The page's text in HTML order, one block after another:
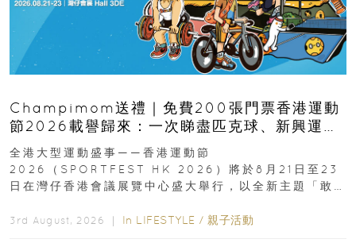
Champimom送禮｜免費200張門票香港運動
節2026載譽歸來：一次睇盡匹克球、新興運
動、街舞比賽＋逾百運動品牌展覽
全港大型運動盛事——香港運動節
2026（SPORTFEST HK 2026）將於8月21日至23
日在灣仔香港會議展覽中心盛大舉行，以全新主題「敢
3rd August, 2026 ｜ In LIFESTYLE / 親子活動